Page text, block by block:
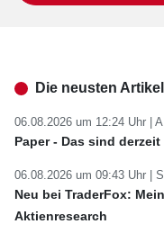
Die neusten Artikel
06.08.2026 um 12:24 Uhr |
Paper - Das sind
06.08.2026 um 09:43 Uhr |
Neu bei TraderFox:
Aktienresearch